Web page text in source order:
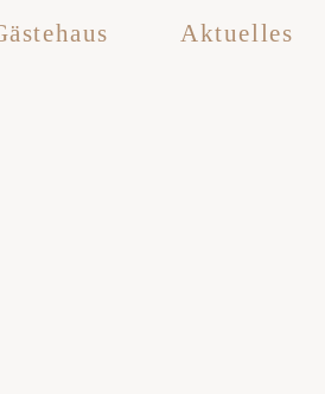
Aktuelles